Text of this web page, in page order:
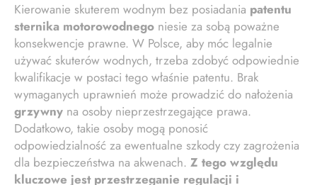
Kierowanie skuterem wodnym bez posiadania patentu
sternika motorowodnego niesie za sobą poważne
konsekwencje prawne. W Polsce, aby móc legalnie
używać skuterów wodnych, trzeba zdobyć odpowiednie
kwalifikacje w postaci tego właśnie patentu. Brak
wymaganych uprawnień może prowadzić do nałożenia
grzywny na osoby nieprzestrzegające prawa.
Dodatkowo, takie osoby mogą ponosić
odpowiedzialność za ewentualne szkody czy zagrożenia
dla bezpieczeństwa na akwenach. Z tego względu
kluczowe jest przestrzeganie regulacji i